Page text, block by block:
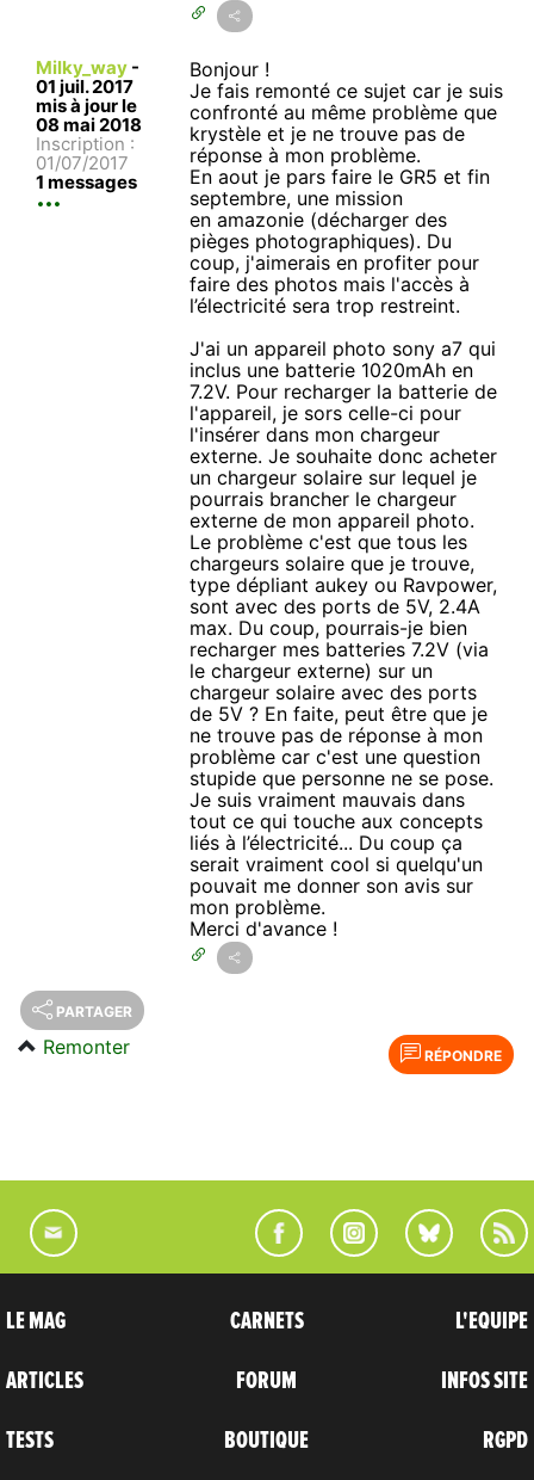
Milky_way -
01 juil. 2017
mis à jour le
08 mai 2018
Inscription :
01/07/2017
1 messages
Bonjour !
Je fais remonté ce sujet car je suis
confronté au même problème que
krystèle et je ne trouve pas de
réponse à mon problème.
En aout je pars faire le GR5 et fin
septembre, une mission
en amazonie (décharger des
pièges photographiques). Du
coup, j'aimerais en profiter pour
faire des photos mais l'accès à
l’électricité sera trop restreint.
J'ai un appareil photo sony a7 qui
inclus une batterie 1020mAh en
7.2V. Pour recharger la batterie de
l'appareil, je sors celle-ci pour
l'insérer dans mon chargeur
externe. Je souhaite donc acheter
un chargeur solaire sur lequel je
pourrais brancher le chargeur
externe de mon appareil photo.
Le problème c'est que tous les
chargeurs solaire que je trouve,
type dépliant aukey ou Ravpower,
sont avec des ports de 5V, 2.4A
max. Du coup, pourrais-je bien
recharger mes batteries 7.2V (via
le chargeur externe) sur un
chargeur solaire avec des ports
de 5V ? En faite, peut être que je
ne trouve pas de réponse à mon
problème car c'est une question
stupide que personne ne se pose.
Je suis vraiment mauvais dans
tout ce qui touche aux concepts
liés à l’électricité... Du coup ça
serait vraiment cool si quelqu'un
pouvait me donner son avis sur
mon problème.
Merci d'avance !
PARTAGER
RÉPONDRE
Remonter
LE MAG
ARTICLES
TESTS
CARNETS
FORUM
BOUTIQUE
L'EQUIPE
INFOS SITE
RGPD